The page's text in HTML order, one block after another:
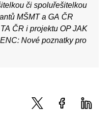
či spoluřešitelkou
MŠMT a GA ČR
ČR i projektu OP JAK
Nové poznatky pro